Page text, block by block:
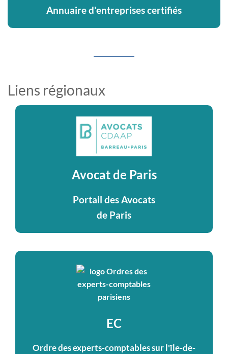
Annuaire d'entreprises certifiés
Liens régionaux
Avocat de Paris
Portail des Avocats
de Paris
EC
Ordre des experts-comptables sur l'île-de-